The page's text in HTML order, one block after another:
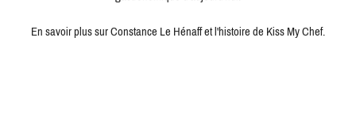
En savoir plus sur Constance Le Hénaff et l'histoire de Kiss My Chef.